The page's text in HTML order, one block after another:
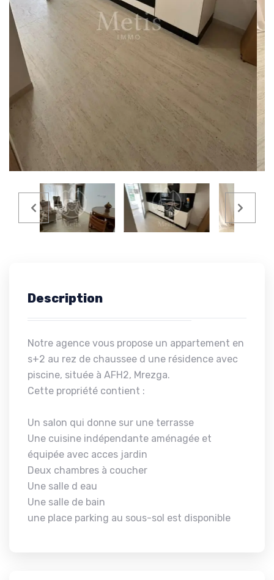
Description
Notre agence vous propose un appartement en
s+2 au rez de chaussee d une résidence avec
piscine, située à AFH2, Mrezga.
Cette propriété contient :
Un salon qui donne sur une terrasse
Une cuisine indépendante aménagée et
équipée avec acces jardin
Deux chambres à coucher
Une salle d eau
Une salle de bain
une place parking au sous-sol est disponible